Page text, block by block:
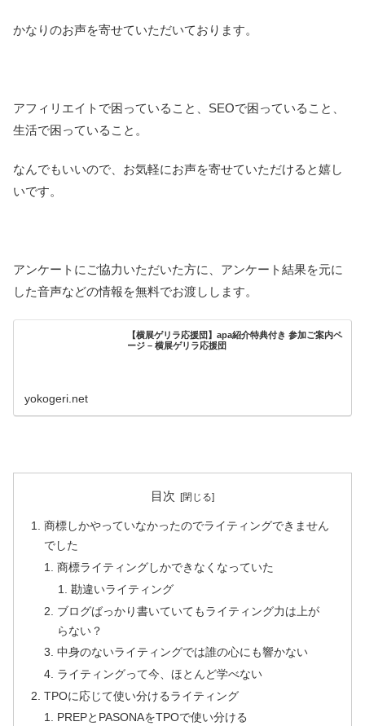
かなりのお声を寄せていただいております。
アフィリエイトで困っていること、SEOで困っていること、
生活で困っていること。
なんでもいいので、お気軽にお声を寄せていただけると嬉し
いです。
アンケートにご協力いただいた方に、アンケート結果を元に
した音声などの情報を無料でお渡しします。
【横展ゲリラ応援団】apa紹介特典付き 参加ご案内ペ
ージ – 横展ゲリラ応援団
yokogeri.net
目次
商標しかやっていなかったのでライティングできません
でした
商標ライティングしかできなくなっていた
勘違いライティング
ブログばっかり書いていてもライティング力は上が
らない？
中身のないライティングでは誰の心にも響かない
ライティングって今、ほとんど学べない
TPOに応じて使い分けるライティング
PREPとPASONAをTPOで使い分ける